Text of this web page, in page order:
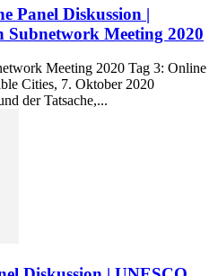
Panel Diskussion |
Subnetwork Meeting 2020
Meeting 2020 Tag 3: Online
Cities, 7. Oktober 2020
der Tatsache,...